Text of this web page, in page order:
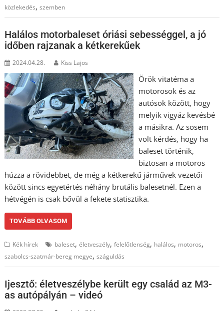
közlekedés,szemben
Halálos motorbaleset óriási sebességgel, a jó
időben rajzanak a kétkerekűek
2024.04.28. Kiss Lajos
Örök vitatéma a
motorosok és az
autósok között, hogy
melyik vigyáz kevésbé
a másikra. Az sosem
volt kérdés, hogy ha
baleset történik,
biztosan a motoros
húzza a rövidebbet, de még a kétkerekű járművek vezetői
között sincs egyetértés néhány brutális balesetnél. Ezen a
hétvégén is csak bővül a fekete statisztika.
TOVÁBB OLVASOM
Kék hírek baleset,életveszély,felelőtlenség, halálos, motoros,
szabolcs-szatmár-bereg megye,száguldás
Ijesztő: életveszélybe került egy család az M3-
as autópályán – videó